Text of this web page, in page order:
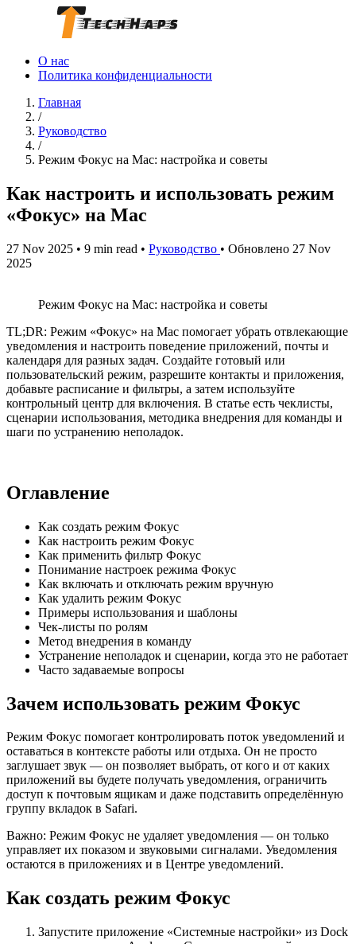
О нас
Политика конфиденциальности
Главная
/
Руководство
/
Режим Фокус на Mac: настройка и советы
Как настроить и использовать режим
«Фокус» на Mac
27 Nov 2025 • 9 min read • Руководство • Обновлено 27 Nov
2025
Режим Фокус на Mac: настройка и советы
TL;DR: Режим «Фокус» на Mac помогает убрать отвлекающие
уведомления и настроить поведение приложений, почты и
календаря для разных задач. Создайте готовый или
пользовательский режим, разрешите контакты и приложения,
добавьте расписание и фильтры, а затем используйте
контрольный центр для включения. В статье есть чеклисты,
сценарии использования, методика внедрения для команды и
шаги по устранению неполадок.
Оглавление
Как создать режим Фокус
Как настроить режим Фокус
Как применить фильтр Фокус
Понимание настроек режима Фокус
Как включать и отключать режим вручную
Как удалить режим Фокус
Примеры использования и шаблоны
Чек-листы по ролям
Метод внедрения в команду
Устранение неполадок и сценарии, когда это не работает
Часто задаваемые вопросы
Зачем использовать режим Фокус
Режим Фокус помогает контролировать поток уведомлений и
оставаться в контексте работы или отдыха. Он не просто
заглушает звук — он позволяет выбрать, от кого и от каких
приложений вы будете получать уведомления, ограничить
доступ к почтовым ящикам и даже подставить определённую
группу вкладок в Safari.
Важно: Режим Фокус не удаляет уведомления — он только
управляет их показом и звуковыми сигналами. Уведомления
остаются в приложениях и в Центре уведомлений.
Как создать режим Фокус
Запустите приложение «Системные настройки» из Dock